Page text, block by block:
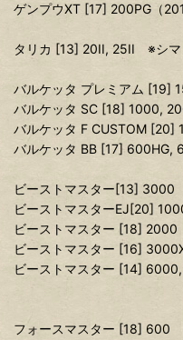
ゲンプウXT [17] 200PG（
タリカ [13] 20II, 25II ※シマ
バルケッタ プレミアム [19]
バルケッタ SC [18] 1000,
バルケッタ F CUSTOM
バルケッタ BB [17]
ビーストマスター[13]
ビーストマスターEJ[20]
ビーストマスター [18]
ビーストマスター [16]
ビーストマスター [14]
フォースマスター [18] 600